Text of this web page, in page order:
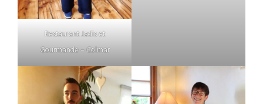
Restaurant Jadis et
Gourmande – Colmar